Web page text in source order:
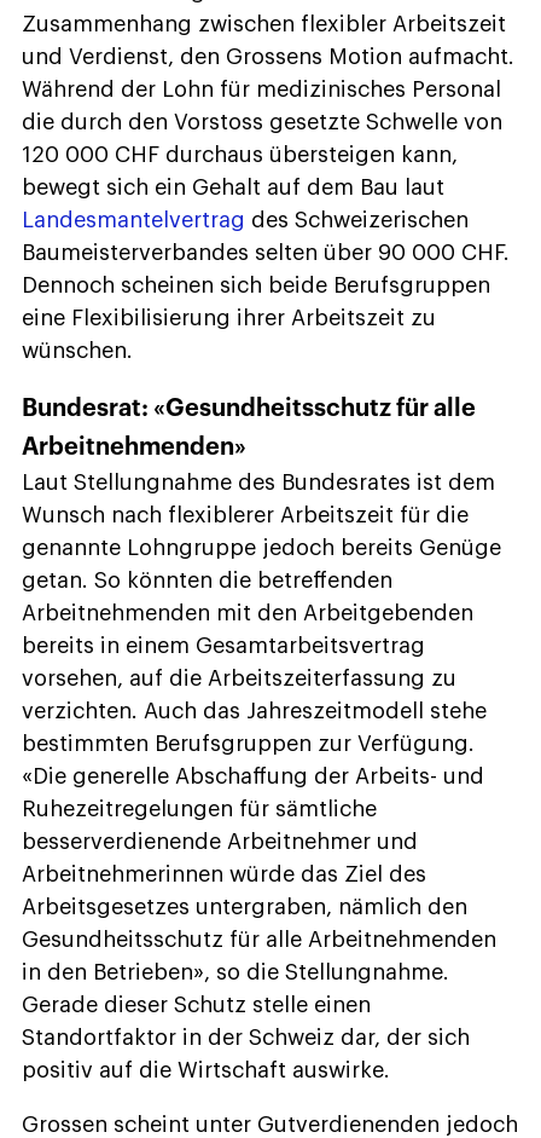
Zusammenhang zwischen flexibler Arbeitszeit
und Verdienst, den Grossens Motion aufmacht.
Während der Lohn für medizinisches Personal
die durch den Vorstoss gesetzte Schwelle von
120 000 CHF durchaus übersteigen kann,
bewegt sich ein Gehalt auf dem Bau laut
Landesmantelvertrag des Schweizerischen
Baumeisterverbandes selten über 90 000 CHF.
Dennoch scheinen sich beide Berufsgruppen
eine Flexibilisierung ihrer Arbeitszeit zu
wünschen.
Bundesrat: «Gesundheitsschutz für alle
Arbeitnehmenden»
Laut Stellungnahme des Bundesrates ist dem
Wunsch nach flexiblerer Arbeitszeit für die
genannte Lohngruppe jedoch bereits Genüge
getan. So könnten die betreffenden
Arbeitnehmenden mit den Arbeitgebenden
bereits in einem Gesamtarbeitsvertrag
vorsehen, auf die Arbeitszeiterfassung zu
verzichten. Auch das Jahreszeitmodell stehe
bestimmten Berufsgruppen zur Verfügung.
«Die generelle Abschaffung der Arbeits- und
Ruhezeitregelungen für sämtliche
besserverdienende Arbeitnehmer und
Arbeitnehmerinnen würde das Ziel des
Arbeitsgesetzes untergraben, nämlich den
Gesundheitsschutz für alle Arbeitnehmenden
in den Betrieben», so die Stellungnahme.
Gerade dieser Schutz stelle einen
Standortfaktor in der Schweiz dar, der sich
positiv auf die Wirtschaft auswirke.
Grossen scheint unter Gutverdienenden jedoch